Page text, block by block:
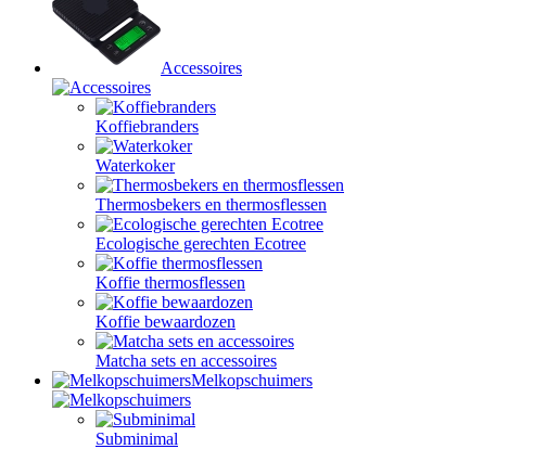
Accessoires
Koffiebranders
Waterkoker
Thermosbekers en thermosflessen
Ecologische gerechten Ecotree
Koffie thermosflessen
Koffie bewaardozen
Matcha sets en accessoires
Melkopschuimers
Subminimal